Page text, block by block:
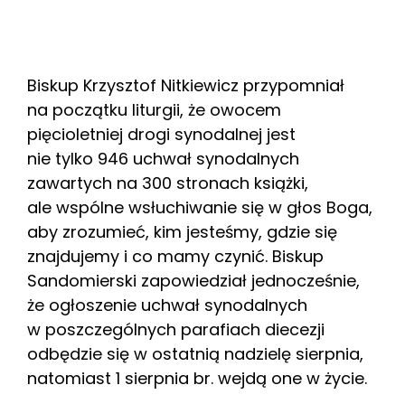
Biskup Krzysztof Nitkiewicz przypomniał
na początku liturgii, że owocem
pięcioletniej drogi synodalnej jest
nie tylko 946 uchwał synodalnych
zawartych na 300 stronach książki,
ale wspólne wsłuchiwanie się w głos Boga,
aby zrozumieć, kim jesteśmy, gdzie się
znajdujemy i co mamy czynić. Biskup
Sandomierski zapowiedział jednocześnie,
że ogłoszenie uchwał synodalnych
w poszczególnych parafiach diecezji
odbędzie się w ostatnią nadzielę sierpnia,
natomiast 1 sierpnia br. wejdą one w życie.